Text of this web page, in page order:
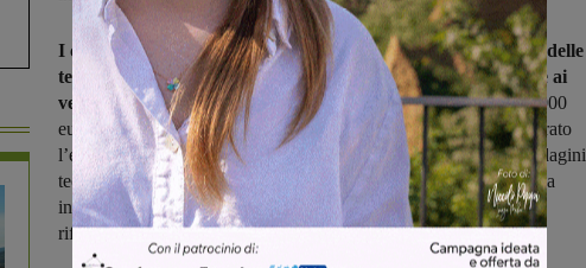
I carabinieri hanno così accertato che l’uomo aveva sottratto delle
tessere utilizzabili per effettuare il rifornimento di carburante ai
veicoli dell'azienda. Ventisei in tutto i prelievi per un totale di 5.000
euro. I carabinieri sulla scia degli elementi raccolti, hanno monitorato
l’ex dipendente albanese sia mediante servizi specifici, sia con indagini
tecniche, acquisendo inoltre le riprese delle telecamere di sicurezza
installate presso le stazioni di servizio dove l'artigiano effettuava i
rifornimenti.